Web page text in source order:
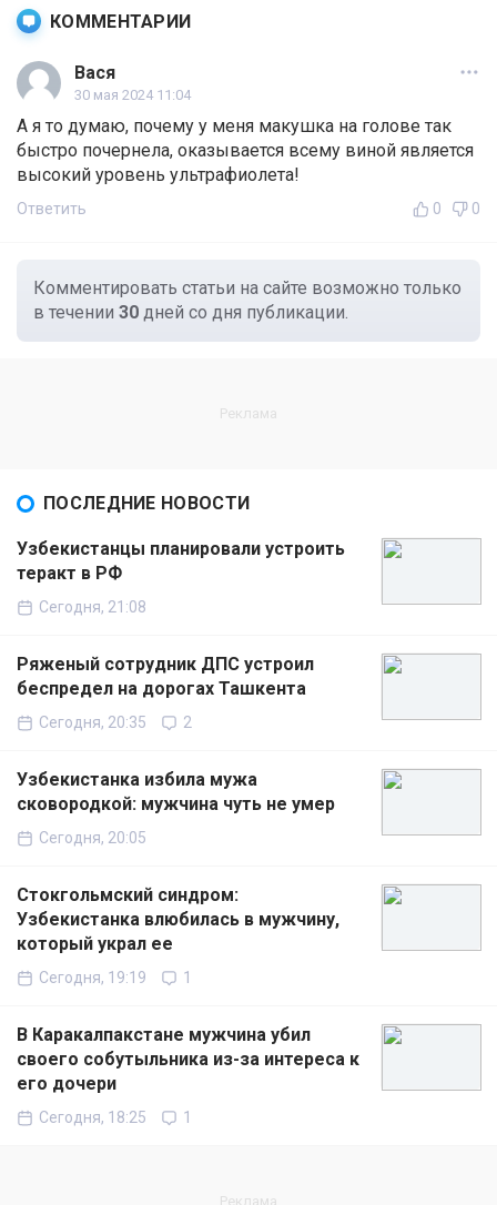
КОММЕНТАРИИ
Вася
30 мая 2024 11:04
А я то думаю, почему у меня макушка на голове так
быстро почернела, оказывается всему виной является
высокий уровень ультрафиолета!
Ответить 0 0
Комментировать статьи на сайте возможно только
в течении 30 дней со дня публикации.
ПОСЛЕДНИЕ НОВОСТИ
Узбекистанцы планировали устроить
теракт в РФ
Сегодня, 21:08
Ряженый сотрудник ДПС устроил
беспредел на дорогах Ташкента
Сегодня, 20:35 2
Узбекистанка избила мужа
сковородкой: мужчина чуть не умер
Сегодня, 20:05
Стокгольмский синдром:
Узбекистанка влюбилась в мужчину,
который украл ее
Сегодня, 19:19 1
В Каракалпакстане мужчина убил
своего собутыльника из-за интереса к
его дочери
Сегодня, 18:25 1